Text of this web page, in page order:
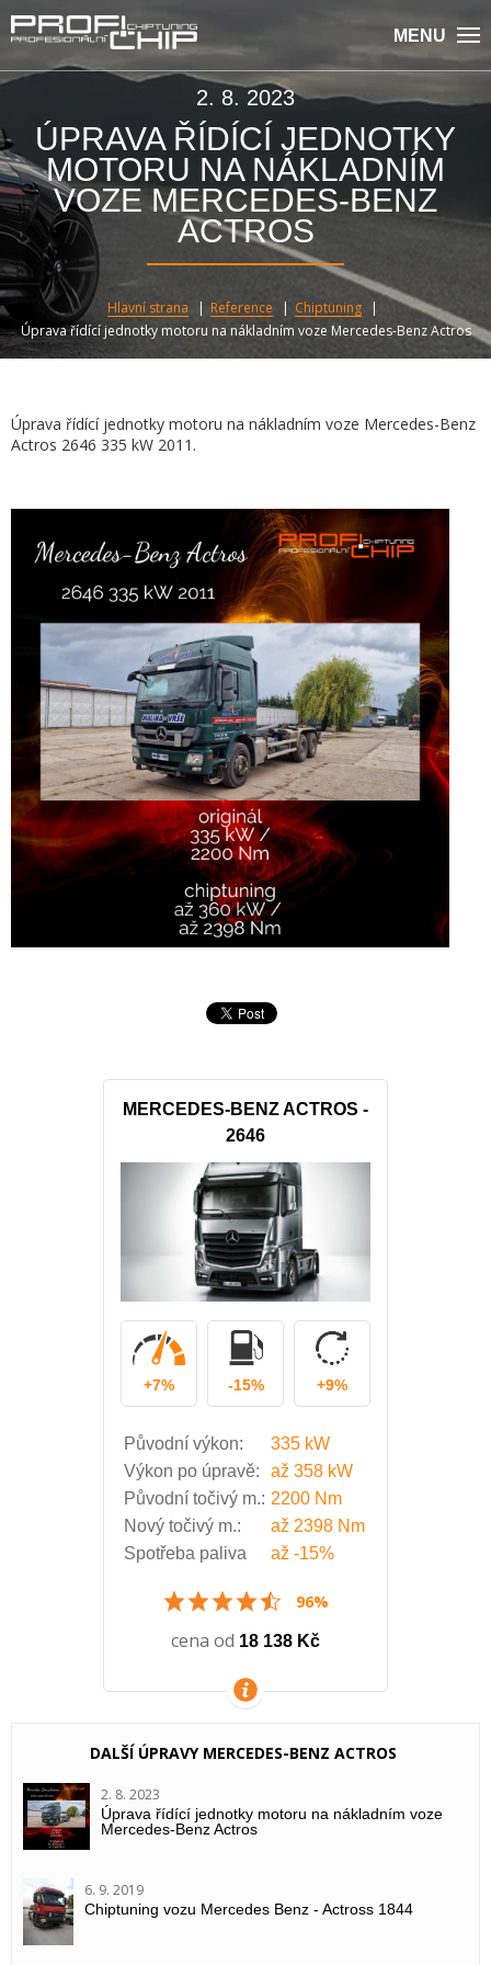
MENU
2. 8. 2023
ÚPRAVA ŘÍDÍCÍ JEDNOTKY
MOTORU NA NÁKLADNÍM
VOZE MERCEDES-BENZ
ACTROS
Hlavní strana Reference
Chiptuning
Úprava řídící jednotky motoru na nákladním voze Mercedes-Benz Actros
Úprava řídící jednotky motoru na nákladním voze Mercedes-Benz
Actros 2646 335 kW 2011.
MERCEDES-BENZ ACTROS -
2646
+7% -15% +9%
Původní výkon:
335 kW
Výkon po úpravě:
až 358 kW
Původní točivý m.: 2200 Nm
Nový točivý m.:
až 2398 Nm
Spotřeba paliva
až -15%
96%
cena od 18 138 Kč
VÍCE INFORMACÍ
DALŠÍ ÚPRAVY MERCEDES-BENZ ACTROS
2. 8. 2023
Úprava řídící jednotky motoru na nákladním voze
Mercedes-Benz Actros
6. 9. 2019
Chiptuning vozu Mercedes Benz - Actross 1844